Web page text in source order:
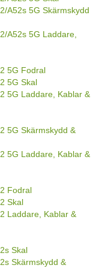
A52s 5G Skärmskydd
A52s 5G Laddare,
5G Fodral
5G Skal
5G Laddare, Kablar &
5G Skärmskydd &
5G Laddare, Kablar &
Fodral
Skal
Laddare, Kablar &
Skal
Skärmskydd &